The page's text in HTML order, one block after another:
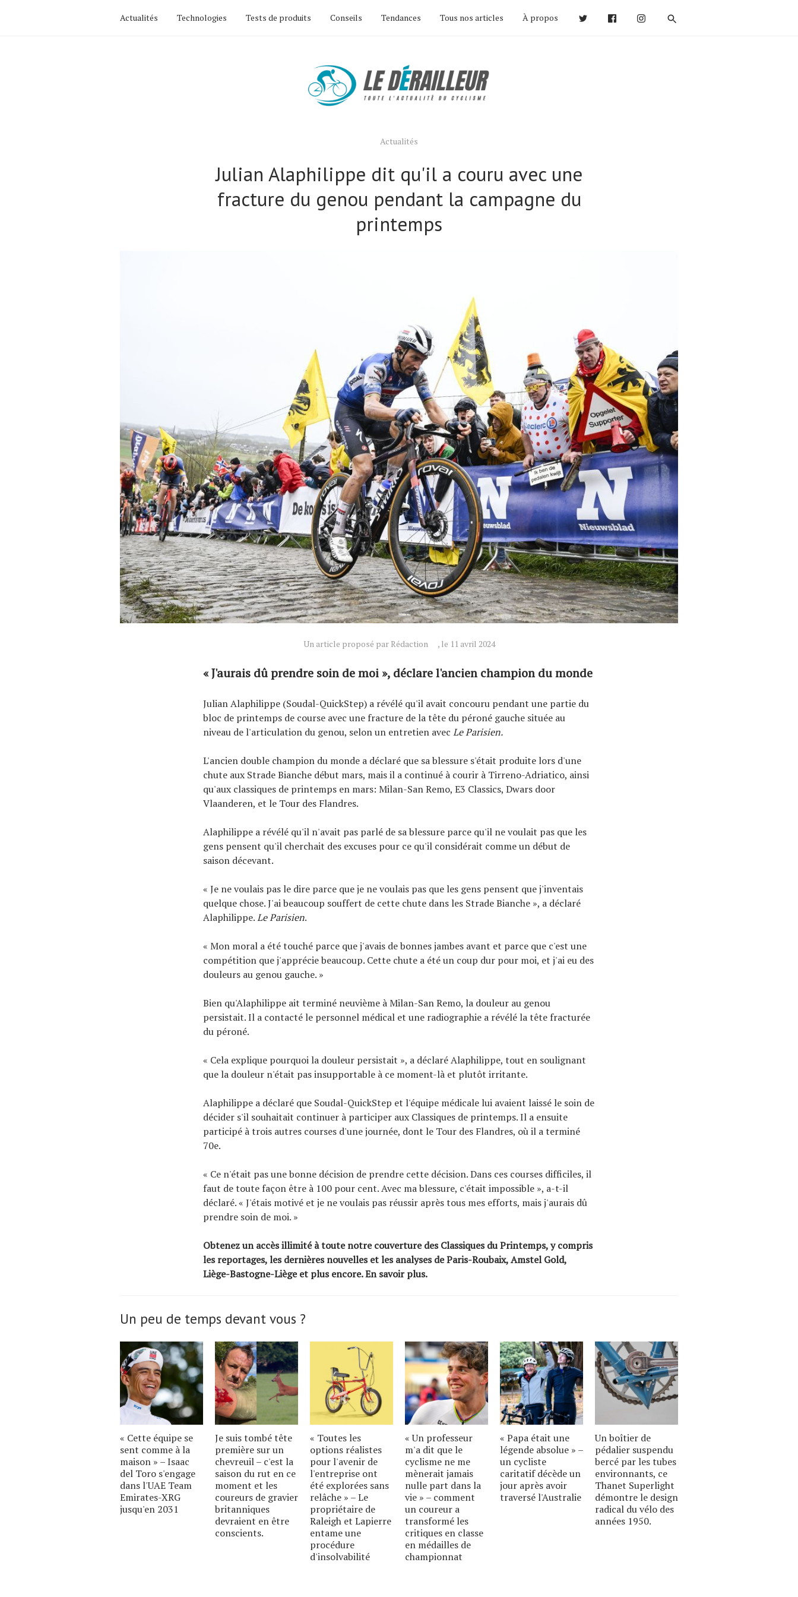
Actualités Technologies Tests de produits Conseils Tendances Tous nos articles À propos
Actualités
Julian Alaphilippe dit qu'il a couru avec une
fracture du genou pendant la campagne du
printemps
Un article proposé par Rédaction , le 11 avril 2024
« J'aurais dû prendre soin de moi », déclare l'ancien champion du monde
Julian Alaphilippe (Soudal-QuickStep) a révélé qu'il avait concouru pendant une partie du
bloc de printemps de course avec une fracture de la tête du péroné gauche située au
niveau de l'articulation du genou, selon un entretien avec Le Parisien.
L'ancien double champion du monde a déclaré que sa blessure s'était produite lors d'une
chute aux Strade Bianche début mars, mais il a continué à courir à Tirreno-Adriatico, ainsi
qu'aux classiques de printemps en mars: Milan-San Remo, E3 Classics, Dwars door
Vlaanderen, et le Tour des Flandres.
Alaphilippe a révélé qu'il n'avait pas parlé de sa blessure parce qu'il ne voulait pas que les
gens pensent qu'il cherchait des excuses pour ce qu'il considérait comme un début de
saison décevant.
« Je ne voulais pas le dire parce que je ne voulais pas que les gens pensent que j'inventais
quelque chose. J'ai beaucoup souffert de cette chute dans les Strade Bianche », a déclaré
Alaphilippe.Le Parisien.
« Mon moral a été touché parce que j'avais de bonnes jambes avant et parce que c'est une
compétition que j'apprécie beaucoup. Cette chute a été un coup dur pour moi, et j'ai eu des
douleurs au genou gauche. »
Bien qu'Alaphilippe ait terminé neuvième à Milan-San Remo, la douleur au genou
persistait. Il a contacté le personnel médical et une radiographie a révélé la tête fracturée
du péroné.
« Cela explique pourquoi la douleur persistait », a déclaré Alaphilippe, tout en soulignant
que la douleur n'était pas insupportable à ce moment-là et plutôt irritante.
Alaphilippe a déclaré que Soudal-QuickStep et l'équipe médicale lui avaient laissé le soin de
décider s'il souhaitait continuer à participer aux Classiques de printemps. Il a ensuite
participé à trois autres courses d'une journée, dont le Tour des Flandres, où il a terminé
70e.
« Ce n'était pas une bonne décision de prendre cette décision. Dans ces courses difficiles, il
faut de toute façon être à 100 pour cent. Avec ma blessure, c'était impossible », a-t-il
déclaré. « J'étais motivé et je ne voulais pas réussir après tous mes efforts, mais j'aurais dû
prendre soin de moi. »
Obtenez un accès illimité à toute notre couverture des Classiques du Printemps, y compris
les reportages, les dernières nouvelles et les analyses de Paris-Roubaix, Amstel Gold,
Liège-Bastogne-Liège et plus encore.En savoir plus.
Un peu de temps devant vous ?
« Cette équipe se
sent comme à la
maison » – Isaac
del Toro s'engage
dans l'UAE Team
Emirates-XRG
jusqu'en 2031
Je suis tombé tête
première sur un
chevreuil – c'est la
saison du rut en ce
moment et les
coureurs de gravier
britanniques
devraient en être
conscients.
« Toutes les
options réalistes
pour l'avenir de
l'entreprise ont
été explorées sans
relâche » – Le
propriétaire de
Raleigh et Lapierre
entame une
procédure
d'insolvabilité
« Un professeur
m'a dit que le
cyclisme ne me
mènerait jamais
nulle part dans la
vie » – comment
un coureur a
transformé les
critiques en classe
en médailles de
championnat
« Papa était une
légende absolue » –
un cycliste
caritatif décède un
jour après avoir
traversé l'Australie
Un boîtier de
pédalier suspendu
bercé par les tubes
environnants, ce
Thanet Superlight
démontre le design
radical du vélo des
années 1950.